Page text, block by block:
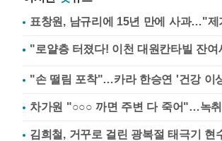
표창원, 남규리에 15년 만에 사과…"제
"손 떨림 포착"…카라 한승연 '건강 이
차가원 "○○○ 까면 주변 다 죽어"…녹